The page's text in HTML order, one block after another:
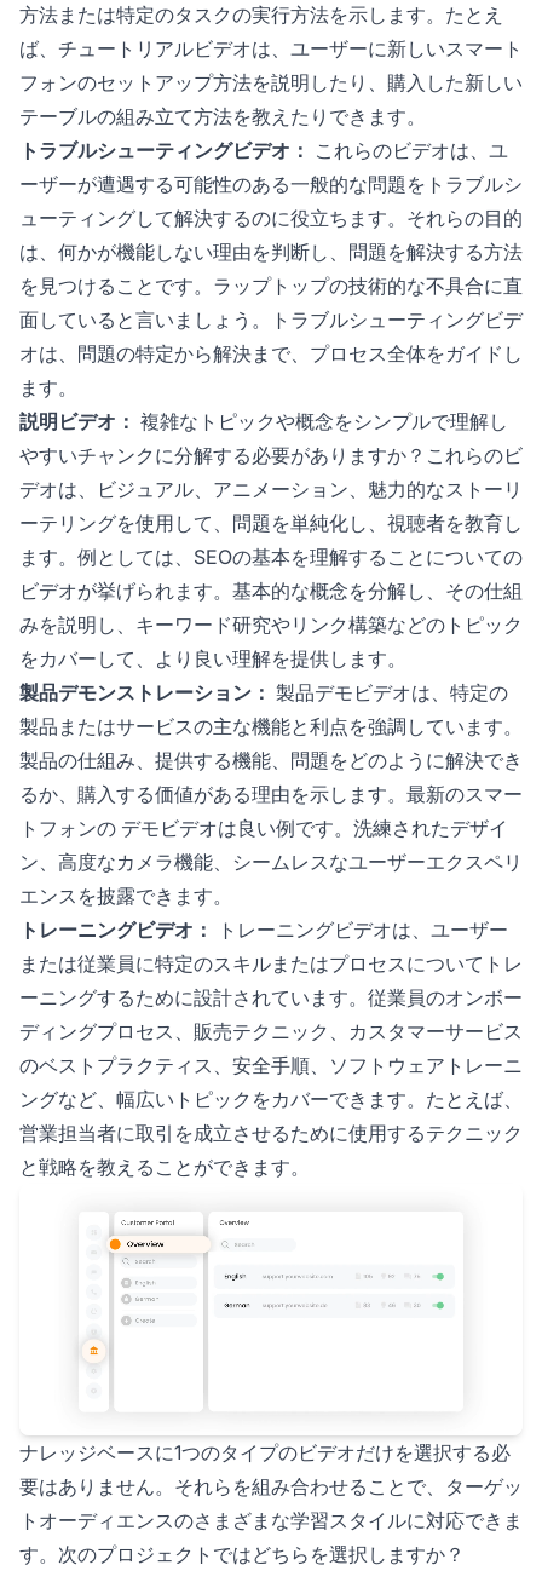
方法または特定のタスクの実行方法を示します。たとえ
ば、チュートリアルビデオは、ユーザーに新しいスマート
フォンのセットアップ方法を説明したり、購入した新しい
テーブルの組み立て方法を教えたりできます。
トラブルシューティングビデオ： これらのビデオは、ユ
ーザーが遭遇する可能性のある一般的な問題をトラブルシ
ューティングして解決するのに役立ちます。それらの目的
は、何かが機能しない理由を判断し、問題を解決する方法
を見つけることです。ラップトップの技術的な不具合に直
面していると言いましょう。トラブルシューティングビデ
オは、問題の特定から解決まで、プロセス全体をガイドし
ます。
説明ビデオ： 複雑なトピックや概念をシンプルで理解し
やすいチャンクに分解する必要がありますか？これらのビ
デオは、ビジュアル、アニメーション、魅力的なストーリ
ーテリングを使用して、問題を単純化し、視聴者を教育し
ます。例としては、SEOの基本を理解することについての
ビデオが挙げられます。基本的な概念を分解し、その仕組
みを説明し、キーワード研究やリンク構築などのトピック
をカバーして、より良い理解を提供します。
製品デモンストレーション： 製品デモビデオは、特定の
製品またはサービスの主な機能と利点を強調しています。
製品の仕組み、提供する機能、問題をどのように解決でき
るか、購入する価値がある理由を示します。最新のスマー
トフォンの デモビデオは良い例です。洗練されたデザイ
ン、高度なカメラ機能、シームレスなユーザーエクスペリ
エンスを披露できます。
トレーニングビデオ：
トレーニングビデオは、ユーザー
または従業員に特定のスキルまたはプロセスについてトレ
ーニングするために設計されています。従業員のオンボー
ディングプロセス、販売テクニック、カスタマーサービス
のベストプラクティス、安全手順、ソフトウェアトレーニ
ングなど、幅広いトピックをカバーできます。たとえば、
営業担当者に取引を成立させるために使用するテクニック
と戦略を教えることができます。
ナレッジベースに1つのタイプのビデオだけを選択する必
要はありません。それらを組み合わせることで、ターゲッ
トオーディエンスのさまざまな学習スタイルに対応できま
す。次のプロジェクトではどちらを選択しますか？